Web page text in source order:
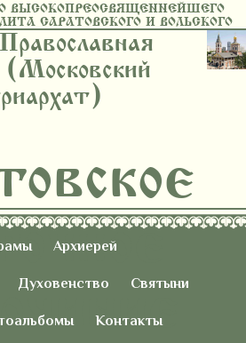
ВЫСОКОПРЕОСВЯЩЕННЕЙШЕГО
САРАТОВСКОГО И ВОЛЬСКОГО
Архиерей
Духовенство
Святыни
Контакты